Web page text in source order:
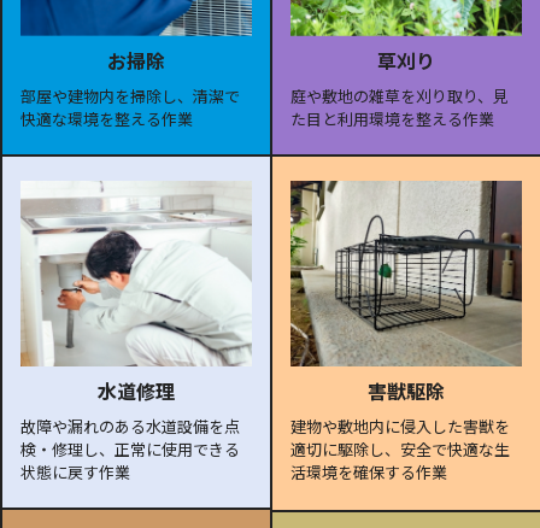
お掃除
部屋や建物内を掃除し、清潔で
快適な環境を整える作業
草刈り
庭や敷地の雑草を刈り取り、見
た目と利用環境を整える作業
水道修理
故障や漏れのある水道設備を点
検・修理し、正常に使用できる
状態に戻す作業
害獣駆除
建物や敷地内に侵入した害獣を
適切に駆除し、安全で快適な生
活環境を確保する作業